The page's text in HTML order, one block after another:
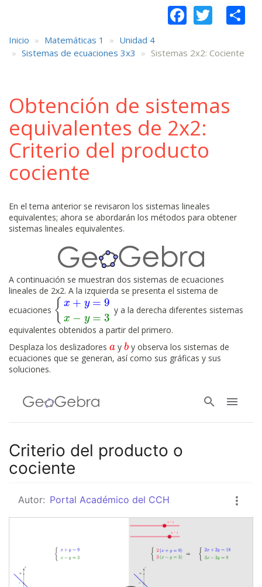
Inicio Matemáticas 1
Unidad 4
Sistemas de ecuaciones 3x3
Sistemas 2x2: Cociente
Obtención de sistemas
equivalentes de 2x2:
Criterio del producto
cociente
En el tema anterior se revisaron los sistemas lineales
equivalentes; ahora se abordarán los métodos para obtener
sistemas lineales equivalentes.
A continuación se muestran dos sistemas de ecuaciones
lineales de 2x2. A la izquierda se presenta el sistema de
ecuaciones { x + y = 9
x − y = 3
{x 9 −y
y a la derecha diferentes sistemas
equivalentes obtenidos a partir del primero.
Desplaza los deslizadores a
a yb
b y observa los sistemas de
ecuaciones que se generan, así como sus gráficas y sus
soluciones.